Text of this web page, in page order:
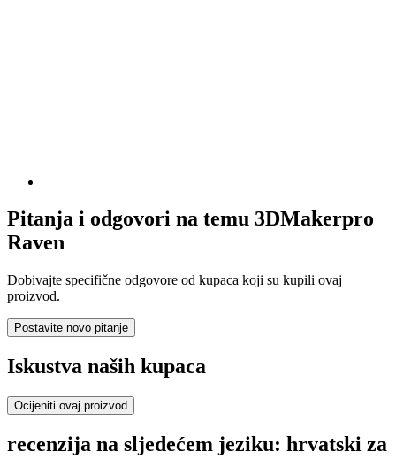
Pitanja i odgovori na temu 3DMakerpro
Raven
Dobivajte specifične odgovore od kupaca koji su kupili ovaj
proizvod.
Postavite novo pitanje
Iskustva naših kupaca
Ocijeniti ovaj proizvod
recenzija na sljedećem jeziku: hrvatski za